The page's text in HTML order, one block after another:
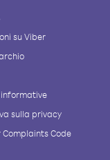
su Viber
sulla privacy
Complaints Code